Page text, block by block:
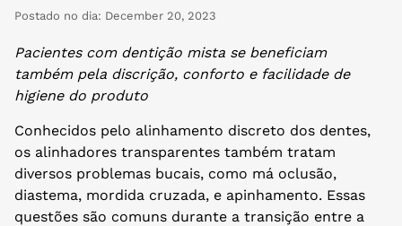
Postado no dia: December 20, 2023
Pacientes com dentição mista se beneficiam
também pela discrição, conforto e facilidade de
higiene do produto
Conhecidos pelo alinhamento discreto dos dentes,
os alinhadores transparentes também tratam
diversos problemas bucais, como má oclusão,
diastema, mordida cruzada, e apinhamento. Essas
questões são comuns durante a transição entre a